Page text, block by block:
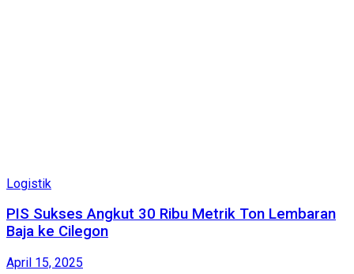
Logistik
PIS Sukses Angkut 30 Ribu Metrik Ton Lembaran
Baja ke Cilegon
April 15, 2025